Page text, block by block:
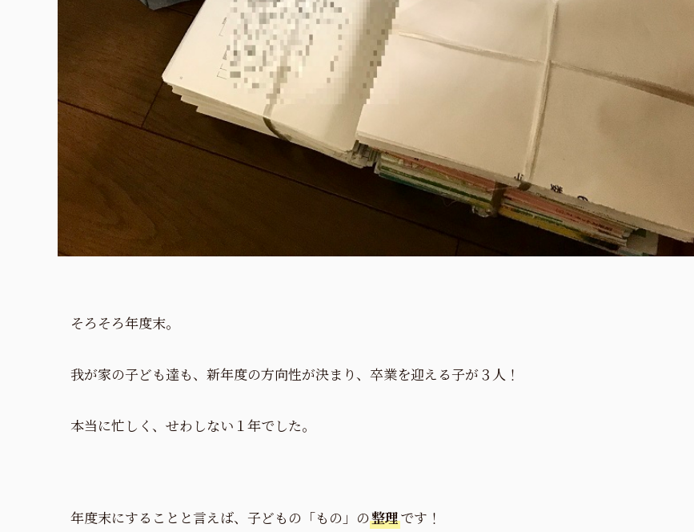
そろそろ年度末。
我が家の子ども達も、新年度の方向性が決まり、卒業を迎える子が３人！
本当に忙しく、せわしない１年でした。
年度末にすることと言えば、子どもの「もの」の整理です！